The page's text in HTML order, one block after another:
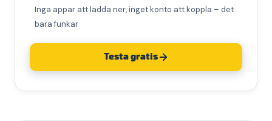
Inga appar att ladda ner, inget konto att koppla – det
bara funkar
Testa gratis